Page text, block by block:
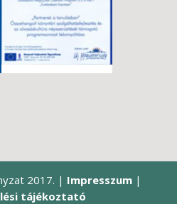
2017. | Impresszum |
tájékoztató